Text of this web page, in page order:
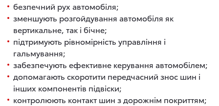
безпечний рух автомобіля;
зменшують розгойдування автомобіля як
вертикальне, так і бічне;
підтримують рівномірність управління і
гальмування;
забезпечують ефективне керування автомобілем;
допомагають скоротити передчасний знос шин і
інших компонентів підвіски;
контролюють контакт шин з дорожнім покриттям;